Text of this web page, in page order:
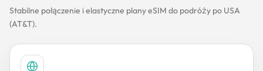
Stabilne połączenie i elastyczne plany eSIM do podróży po USA
(AT&T).